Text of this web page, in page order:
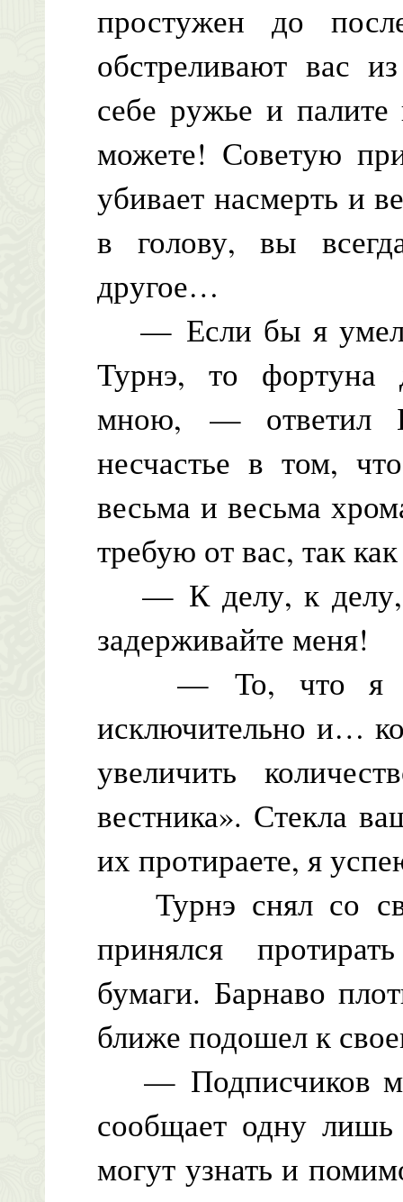
простужен до
обстреливают вас
себе ружье и палите
можете! Советую
убивает насмерть и
в голову, вы
другое…
— Если бы я умел
Турнэ, то фортуна
мною, — ответил
несчастье в том,
весьма и весьма
требую от вас, так
— К делу, к
задерживайте меня!
— То, что я
исключительно и…
увеличить
вестника». Стекла
их протираете, я
Турнэ снял со
принялся
бумаги. Барнаво
ближе подошел к
— Подписчиков
сообщает одну
могут узнать и